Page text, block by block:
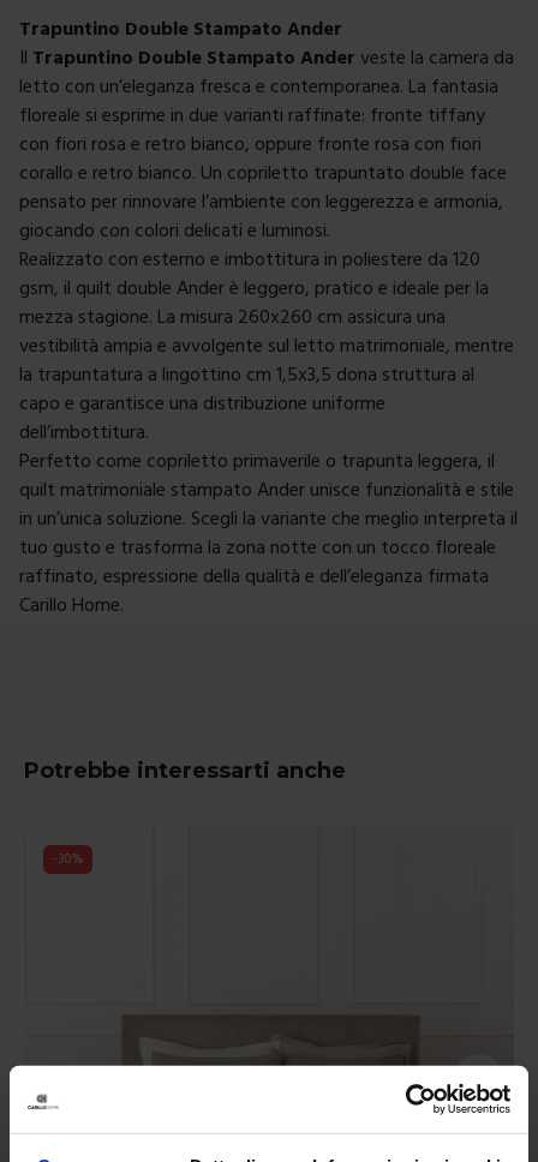
Trapuntino Double Stampato Ander
Il Trapuntino Double Stampato Ander veste la camera da
letto con un’eleganza fresca e contemporanea. La fantasia
floreale si esprime in due varianti raffinate: fronte tiffany
con fiori rosa e retro bianco, oppure fronte rosa con fiori
corallo e retro bianco. Un copriletto trapuntato double face
pensato per rinnovare l’ambiente con leggerezza e armonia,
giocando con colori delicati e luminosi.
Realizzato con esterno e imbottitura in poliestere da 120
gsm, il quilt double Ander è leggero, pratico e ideale per la
mezza stagione. La misura 260x260 cm assicura una
vestibilità ampia e avvolgente sul letto matrimoniale, mentre
la trapuntatura a lingottino cm 1,5x3,5 dona struttura al
capo e garantisce una distribuzione uniforme
dell’imbottitura.
Perfetto come copriletto primaverile o trapunta leggera, il
quilt matrimoniale stampato Ander unisce funzionalità e stile
in un’unica soluzione. Scegli la variante che meglio interpreta il
tuo gusto e trasforma la zona notte con un tocco floreale
raffinato, espressione della qualità e dell’eleganza firmata
Carillo Home.
Potrebbe interessarti anche
-30%